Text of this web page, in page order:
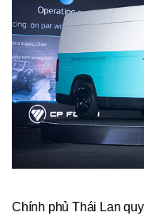
Chính phủ Thái Lan